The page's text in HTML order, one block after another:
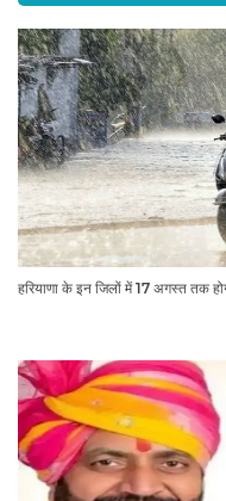
हरियाणा के इन जिलों में 17 अगस्त तक